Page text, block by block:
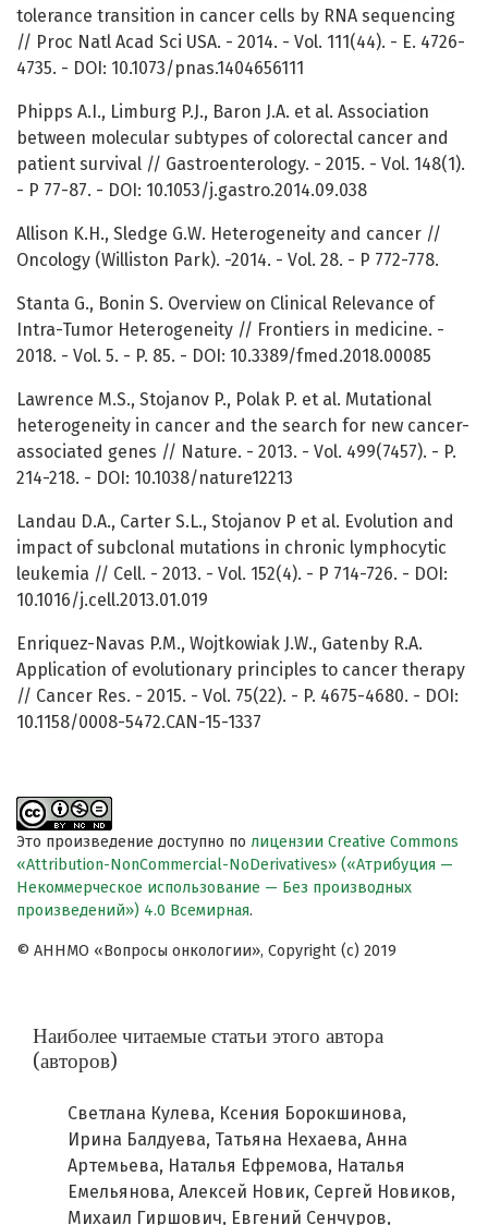
tolerance transition in cancer cells by RNA sequencing
// Proc Natl Acad Sci USA. - 2014. - Vol. 111(44). - E. 4726-
4735. - DOI: 10.1073/pnas.1404656111
Phipps A.I., Limburg P.J., Baron J.A. et al. Association
between molecular subtypes of colorectal cancer and
patient survival // Gastroenterology. - 2015. - Vol. 148(1).
- P 77-87. - DOI: 10.1053/j.gastro.2014.09.038
Allison K.H., Sledge G.W. Heterogeneity and cancer //
Oncology (Williston Park). -2014. - Vol. 28. - P 772-778.
Stanta G., Bonin S. Overview on Clinical Relevance of
Intra-Tumor Heterogeneity // Frontiers in medicine. -
2018. - Vol. 5. - P. 85. - DOI: 10.3389/fmed.2018.00085
Lawrence M.S., Stojanov P., Polak P. et al. Mutational
heterogeneity in cancer and the search for new cancer-
associated genes // Nature. - 2013. - Vol. 499(7457). - P.
214-218. - DOI: 10.1038/nature12213
Landau D.A., Carter S.L., Stojanov P et al. Evolution and
impact of subclonal mutations in chronic lymphocytic
leukemia // Cell. - 2013. - Vol. 152(4). - P 714-726. - DOI:
10.1016/j.cell.2013.01.019
Enriquez-Navas P.M., Wojtkowiak J.W., Gatenby R.A.
Application of evolutionary principles to cancer therapy
// Cancer Res. - 2015. - Vol. 75(22). - P. 4675-4680. - DOI:
10.1158/0008-5472.CAN-15-1337
Это произведение доступно по лицензии Creative Commons
«Attribution-NonCommercial-NoDerivatives» («Атрибуция —
Некоммерческое использование — Без производных
произведений») 4.0 Всемирная.
© АННМО «Вопросы онкологии», Copyright (c) 2019
Наиболее читаемые статьи этого автора
(авторов)
Светлана Кулева, Ксения Борокшинова,
Ирина Балдуева, Татьяна Нехаева, Анна
Артемьева, Наталья Ефремова, Наталья
Емельянова, Алексей Новик, Сергей Новиков,
Михаил Гиршович, Евгений Сенчуров,